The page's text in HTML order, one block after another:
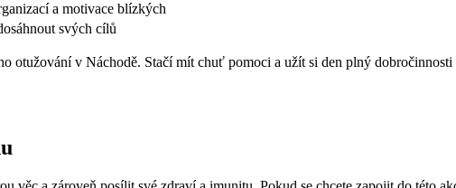
a motivace blízkých
svých cílů
otužování v Náchodě. Stačí mít chuť pomoci a užít si den plný